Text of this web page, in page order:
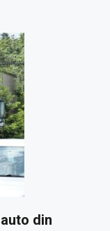
din